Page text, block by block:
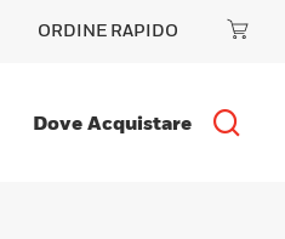
ORDINE RAPIDO
Dove Acquistare